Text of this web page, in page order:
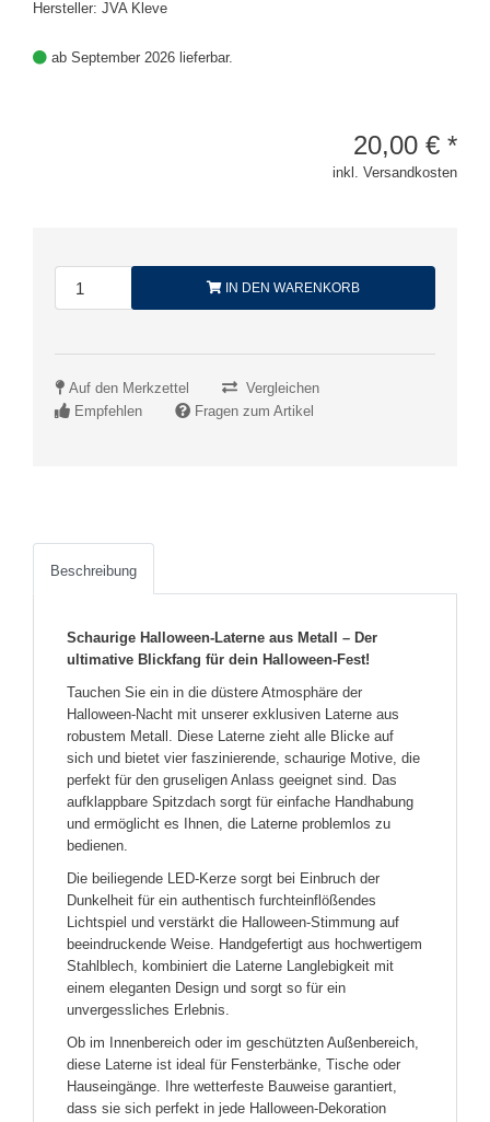
Hersteller: JVA Kleve
ab September 2026 lieferbar.
20,00 € *
inkl. Versandkosten
IN DEN WARENKORB
Auf den Merkzettel
Vergleichen
Empfehlen
Fragen zum Artikel
Beschreibung
Schaurige Halloween-Laterne aus Metall – Der
ultimative Blickfang für dein Halloween-Fest!
Tauchen Sie ein in die düstere Atmosphäre der
Halloween-Nacht mit unserer exklusiven Laterne aus
robustem Metall. Diese Laterne zieht alle Blicke auf
sich und bietet vier faszinierende, schaurige Motive, die
perfekt für den gruseligen Anlass geeignet sind. Das
aufklappbare Spitzdach sorgt für einfache Handhabung
und ermöglicht es Ihnen, die Laterne problemlos zu
bedienen.
Die beiliegende LED-Kerze sorgt bei Einbruch der
Dunkelheit für ein authentisch furchteinflößendes
Lichtspiel und verstärkt die Halloween-Stimmung auf
beeindruckende Weise. Handgefertigt aus hochwertigem
Stahlblech, kombiniert die Laterne Langlebigkeit mit
einem eleganten Design und sorgt so für ein
unvergessliches Erlebnis.
Ob im Innenbereich oder im geschützten Außenbereich,
diese Laterne ist ideal für Fensterbänke, Tische oder
Hauseingänge. Ihre wetterfeste Bauweise garantiert,
dass sie sich perfekt in jede Halloween-Dekoration